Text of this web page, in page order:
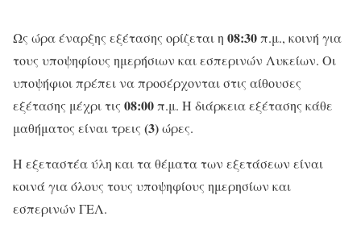
Ως ώρα έναρξης εξέτασης ορίζεται η 08:30π.μ., κοινή για
τους υποψηφίους ημερήσιων και εσπερινών Λυκείων. Οι
υποψήφιοι πρέπει να προσέρχονται στις αίθουσες
εξέτασης μέχρι τις 08:00π.μ. Η διάρκεια εξέτασης κάθε
μαθήματος είναι τρεις (3)ώρες.
Η εξεταστέα ύλη και τα θέματα των εξετάσεων είναι
κοινά για όλους τους υποψηφίους ημερησίων και
εσπερινών ΓΕΛ.